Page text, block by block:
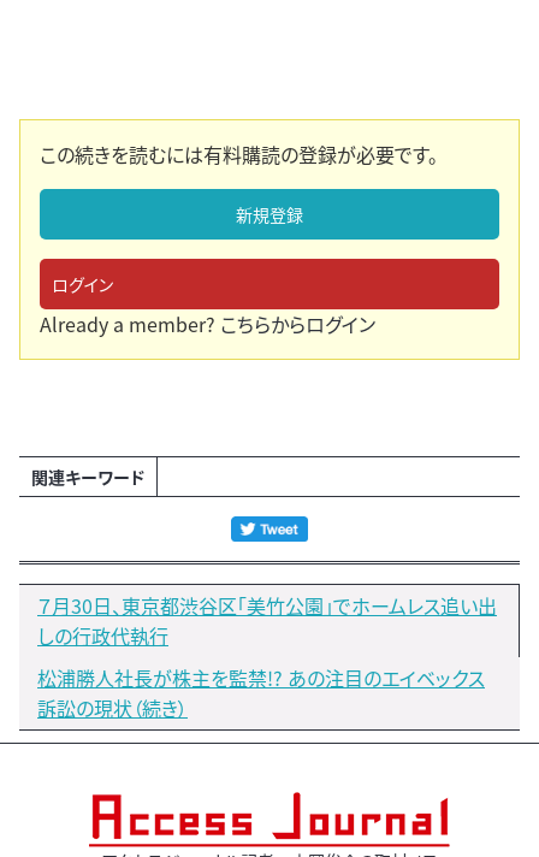
この続きを読むには有料購読の登録が必要です。
新規登録
ログイン
Already a member? こちらからログイン
関連キーワード
７月30日、東京都渋谷区「美竹公園」でホームレス追い出
しの行政代執行
松浦勝人社長が株主を監禁!? あの注目のエイベックス
訴訟の現状（続き）